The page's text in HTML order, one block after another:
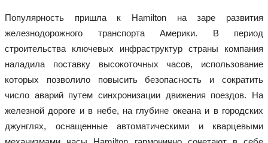
Популярность пришла к Hamilton на заре развития
железнодорожного транспорта Америки. В период
строительства ключевых инфраструктур страны компания
наладила поставку высокоточных часов, использование
которых позволило повысить безопасность и сократить
число аварий путем синхронизации движения поездов. На
железной дороге и в небе, на глубине океана и в городских
джунглях, оснащенные автоматическими и кварцевыми